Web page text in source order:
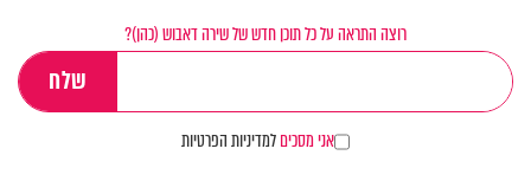
רוצה התראה על כל תוכן חדש של שירה דאבוש (כהן)?
אני מסכיםלמדיניות הפרטיות